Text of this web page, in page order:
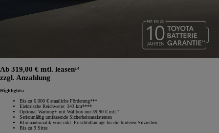
Ab 319,00 € mtl. leasen¹⁴
zzgl. Anzahlung
Highlights:
Bis zu 6.000 € staatliche Förderung***
Elektrische Reichweite: 343 km****
Optional Wartung+ mit Wallbox nur 39,90 € mtl.⁷
Serienmäßig umfassende Sicherheitsassistenten
Klimaautomatik vorn inkl. Frischluftanlage für die hinteren Sitzreihen
Bis zu 9 Sitze